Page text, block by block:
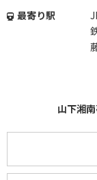
最寄り駅
山下湘